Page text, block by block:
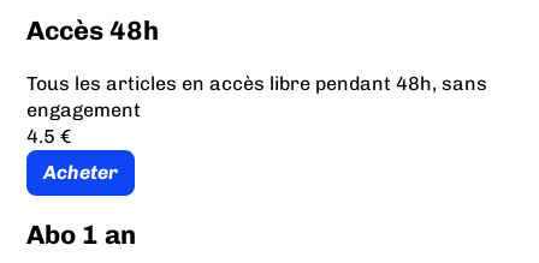
Accès 48h
Tous les articles en accès libre pendant 48h, sans
engagement
4.5 €
Acheter
Abo 1 an